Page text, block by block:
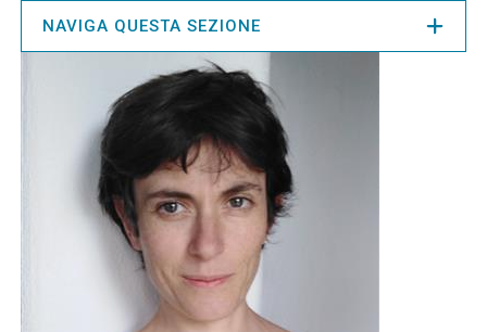
NAVIGA QUESTA SEZIONE